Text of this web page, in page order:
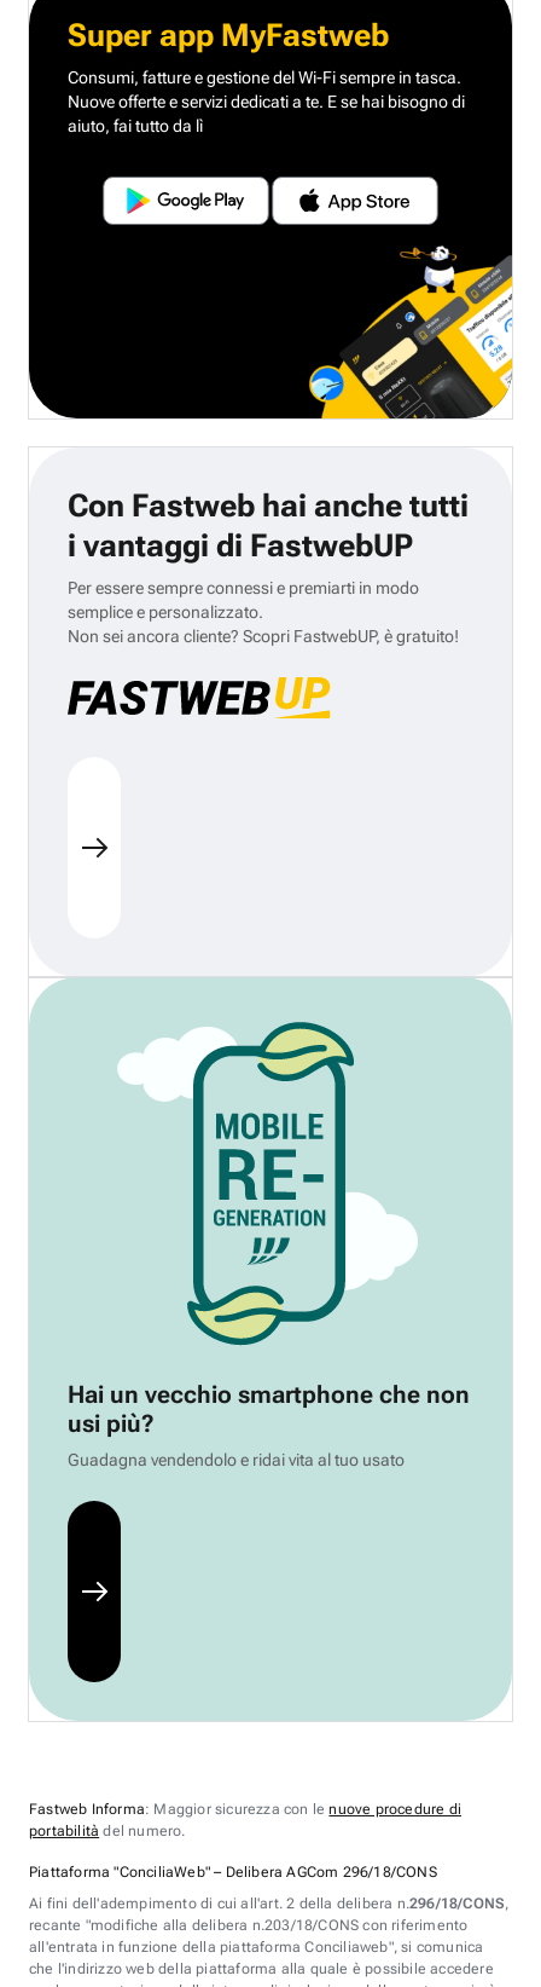
Super app MyFastweb
Consumi, fatture e gestione del Wi-Fi sempre in tasca.
Nuove offerte e servizi dedicati a te. E se hai bisogno di
aiuto, fai tutto da lì
Con Fastweb hai anche tutti
i vantaggi di FastwebUP
Per essere sempre connessi e premiarti in modo
semplice e personalizzato.
Non sei ancora cliente? Scopri FastwebUP, è gratuito!
Hai un vecchio smartphone che non
usi più?
Guadagna vendendolo e ridai vita al tuo usato
Fastweb Informa: Maggior sicurezza con lenuove procedure di
portabilità del numero.
Piattaforma "ConciliaWeb" – Delibera AGCom 296/18/CONS
Ai fini dell'adempimento di cui all'art. 2 della delibera n.296/18/CONS,
recante "modifiche alla delibera n.203/18/CONS con riferimento
all'entrata in funzione della piattaforma Conciliaweb", si comunica
che l'indirizzo web della piattaforma alla quale è possibile accedere